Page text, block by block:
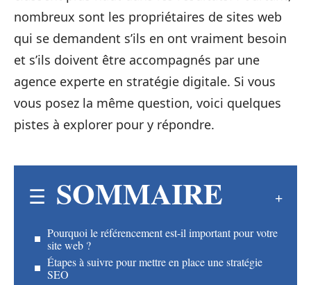
nombreux sont les propriétaires de sites web
qui se demandent s’ils en ont vraiment besoin
et s’ils doivent être accompagnés par une
agence experte en stratégie digitale. Si vous
vous posez la même question, voici quelques
pistes à explorer pour y répondre.
SOMMAIRE
Pourquoi le référencement est-il important pour votre
site web ?
Étapes à suivre pour mettre en place une stratégie
SEO